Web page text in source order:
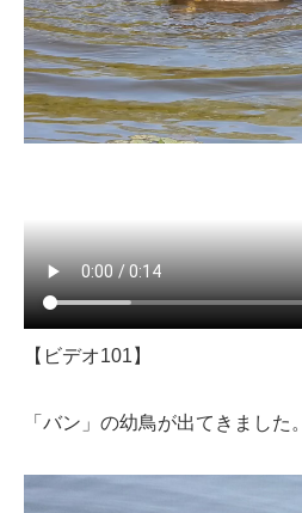
【ビデオ101】
「バン」の幼鳥が出てきました。